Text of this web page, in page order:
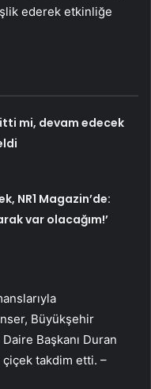
ederek etkinliğe
mi, devam edecek
NR1 Magazin’de:
var olacağım!’
Büyükşehir
Başkanı Duran
çiçek takdim etti. –